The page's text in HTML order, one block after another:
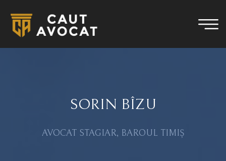
SORIN BÎZU
AVOCAT STAGIAR, BAROUL TIMIȘ